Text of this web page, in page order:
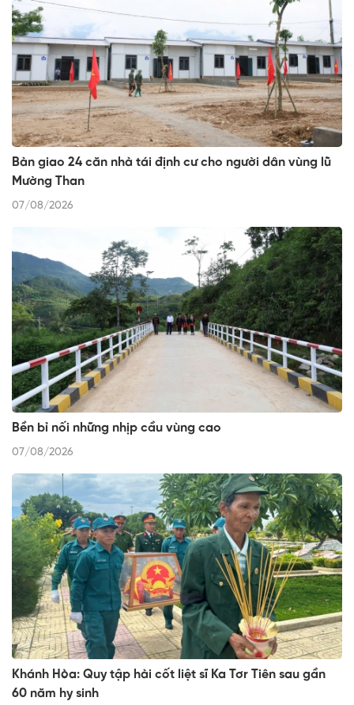
Bàn giao 24 căn nhà tái định cư cho người dân vùng lũ
Mường Than
07/08/2026
Bền bỉ nối những nhịp cầu vùng cao
07/08/2026
Khánh Hòa: Quy tập hài cốt liệt sĩ Ka Tơr Tiên sau gần
60 năm hy sinh